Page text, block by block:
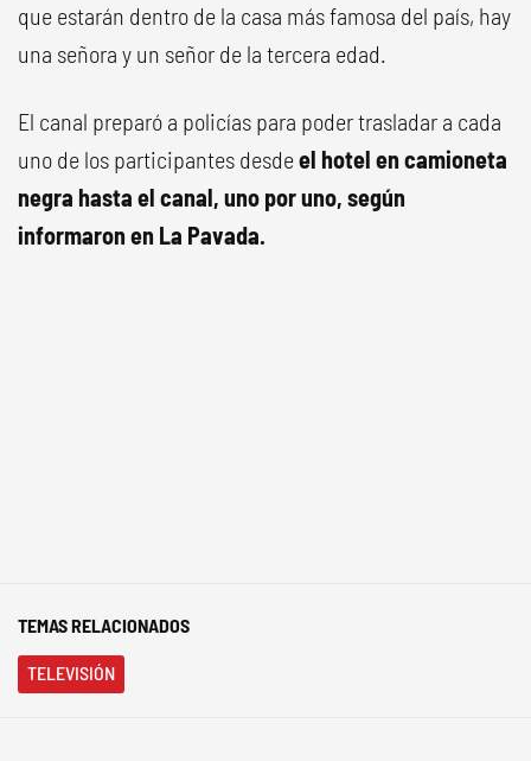
que estarán dentro de la casa más famosa del país, hay
una señora y un señor de la tercera edad.
El canal preparó a policías para poder trasladar a cada
uno de los participantes desdeel hotel en camioneta
negra hasta el canal, uno por uno, según
informaron en La Pavada.
TEMAS RELACIONADOS
TELEVISIÓN